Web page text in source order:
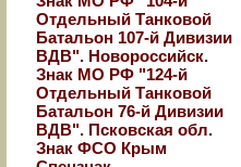
Отдельный Танковой
Батальон 107-й Дивизии
ВДВ". Новороссийск.
Знак МО РФ "124-й
Отдельный Танковой
Батальон 76-й Дивизии
ВДВ". Псковская обл.
Знак ФСО Крым